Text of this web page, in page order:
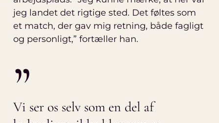
jeg landet det rigtige sted. Det føltes som
et match, der gav mig retning, både fagligt
og personligt,” fortæller han.
”
Vi ser os selv som en del af